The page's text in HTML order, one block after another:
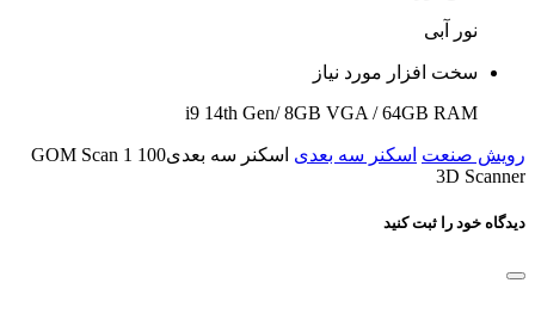
نور آبی
سخت افزار مورد نیاز
i9 14th Gen/ 8GB VGA / 64GB RAM
رویش صنعت اسکنر سه بعدی
اسکنر سه بعدیGOM Scan 1 100
3D Scanner
دیدگاه خود را ثبت کنید